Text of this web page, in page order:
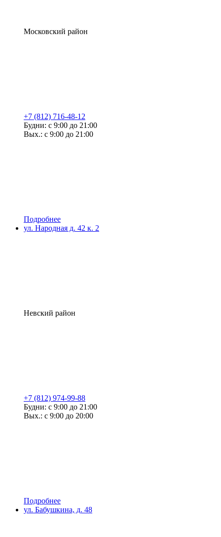
Московский район
+7 (812) 716-48-12
Будни: с 9:00 до 21:00
Вых.: с 9:00 до 21:00
Подробнее
ул. Народная д. 42 к. 2
Невский район
+7 (812) 974-99-88
Будни: с 9:00 до 21:00
Вых.: с 9:00 до 20:00
Подробнее
ул. Бабушкина, д. 48